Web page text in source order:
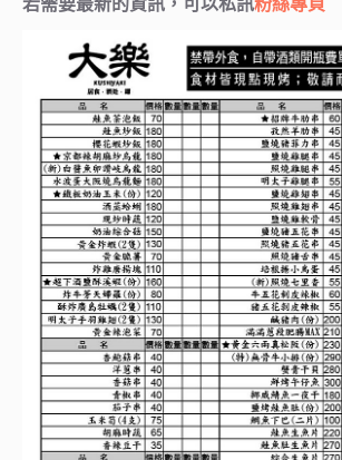
若需要最新的資訊，可以私訊粉絲專頁